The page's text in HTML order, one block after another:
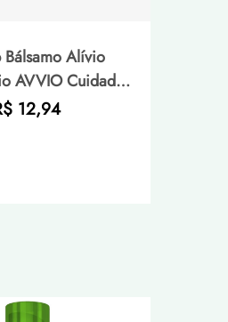
Bálsamo Alívio
AVVIO Cuidado
- 30g
Preço
12,94